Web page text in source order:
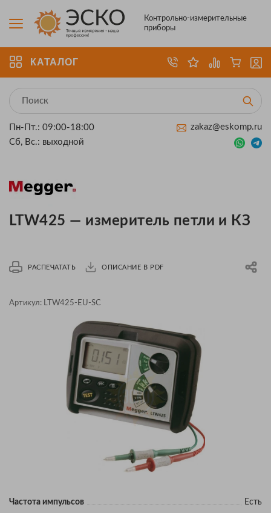
Контрольно-измерительные
приборы
КАТАЛОГ
Пн-Пт.: 09:00-18:00
Сб, Вс.: выходной
zakaz@eskomp.ru
LTW425 — измеритель петли и КЗ
РАСПЕЧАТАТЬ ОПИСАНИЕ В PDF
Артикул: LTW425-EU-SC
Частота импульсов
Есть